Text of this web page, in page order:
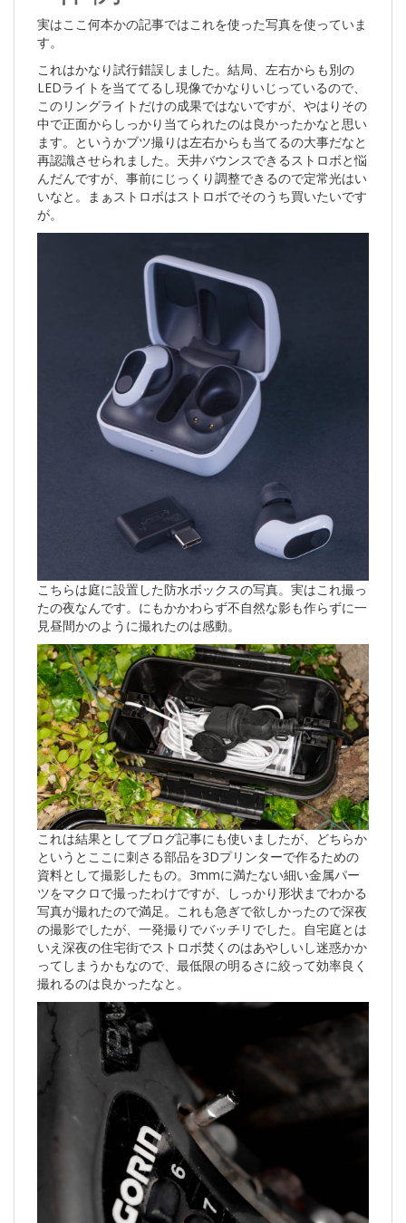
実はここ何本かの記事ではこれを使った写真を使っていま
す。
これはかなり試行錯誤しました。結局、左右からも別の
LEDライトを当ててるし現像でかなりいじっているので、
このリングライトだけの成果ではないですが、やはりその
中で正面からしっかり当てられたのは良かったかなと思い
ます。というかブツ撮りは左右からも当てるの大事だなと
再認識させられました。天井バウンスできるストロボと悩
んだんですが、事前にじっくり調整できるので定常光はい
いなと。まぁストロボはストロボでそのうち買いたいです
が。
こちらは庭に設置した防水ボックスの写真。実はこれ撮っ
たの夜なんです。にもかかわらず不自然な影も作らずに一
見昼間かのように撮れたのは感動。
これは結果としてブログ記事にも使いましたが、どちらか
というとここに刺さる部品を3Dプリンターで作るための
資料として撮影したもの。3mmに満たない細い金属パー
ツをマクロで撮ったわけですが、しっかり形状までわかる
写真が撮れたので満足。これも急ぎで欲しかったので深夜
の撮影でしたが、一発撮りでバッチリでした。自宅庭とは
いえ深夜の住宅街でストロボ焚くのはあやしいし迷惑かか
ってしまうかもなので、最低限の明るさに絞って効率良く
撮れるのは良かったなと。